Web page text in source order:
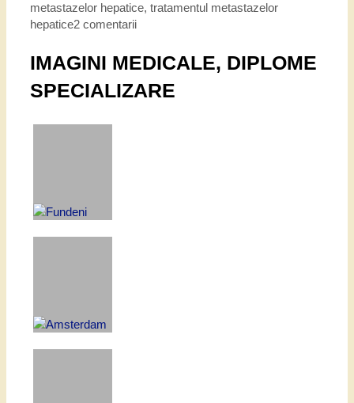
metastazelor hepatice, tratamentul metastazelor
hepatice2 comentarii
IMAGINI MEDICALE, DIPLOME
SPECIALIZARE